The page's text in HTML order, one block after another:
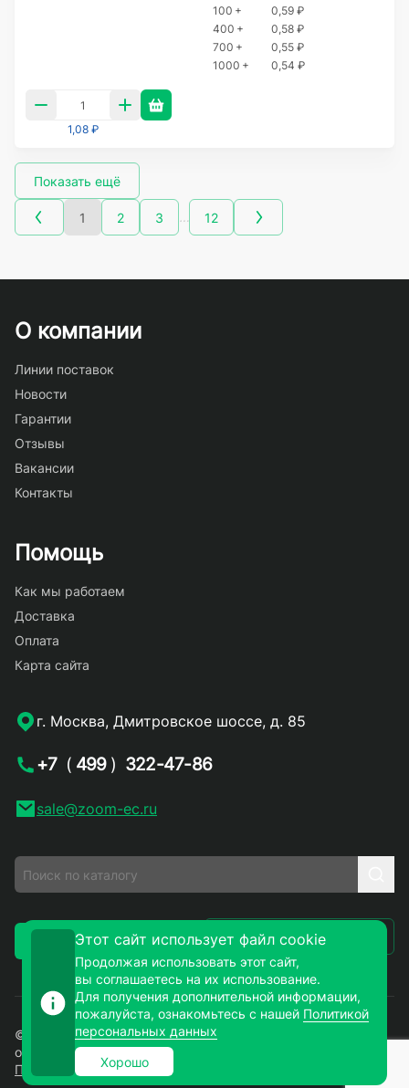
100 +
0,59 ₽
400 +
0,58 ₽
700 +
0,55 ₽
1000 +
0,54 ₽
1,08 ₽
Показать ещё
1 2 3 … 12
О компании
Линии поставок
Новости
Гарантии
Отзывы
Вакансии
Контакты
Помощь
Как мы работаем
Доставка
Оплата
Карта сайта
г. Москва, Дмитровское шоссе, д. 85
+7 ( 499 ) 322-47-86
sale@zoom-ec.ru
Заказать звонок Написать письмо
© 2026. ЗУМ-СМД – продажа электронных компонентов
оптом и в розницу. Все права защищены.
Политика конфиденциальности
Этот сайт использует файл cookie
Продолжая использовать этот сайт,
вы соглашаетесь на их использование.
Для получения дополнительной информации,
пожалуйста, ознакомьтесь с нашей Политикой
персональных данных
Хорошо